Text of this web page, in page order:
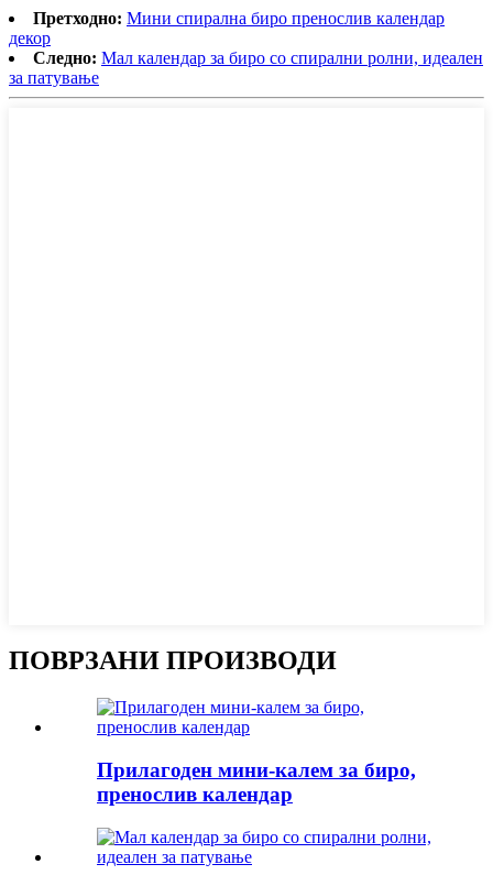
Претходно: Мини спирална биро пренослив календар
декор
Следно: Мал календар за биро со спирални ролни, идеален
за патување
ПОВРЗАНИ ПРОИЗВОДИ
Прилагоден мини-калем за биро,
пренослив календар